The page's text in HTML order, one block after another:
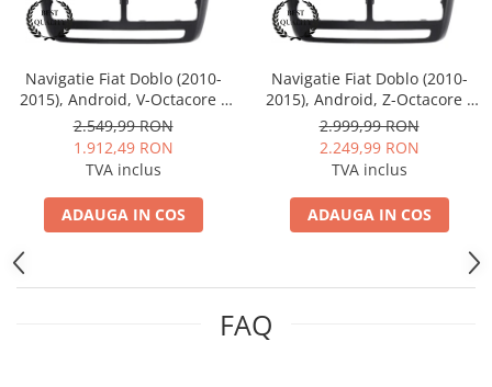
Smart
Jeep
Porsche
Navigatie Fiat Doblo (2010-
2015), Android, V-Octacore /
4GB RAM + 64GB ROM, 10.36
Inch - AD-BGV10004+AD-
BGRKIT358
2.549,99 RON
1.912,49 RON
TVA inclus
ADAUGA IN COS
Navigatie Fiat Doblo (2010-
2015), Android, Z-Octacore /
8GB RAM + 256GB ROM, 10.1
Inch - AD-BGZ10008+AD-
BGRKIT358
2.999,99 RON
2.249,99 RON
TVA inclus
ADAUGA IN COS
FAQ